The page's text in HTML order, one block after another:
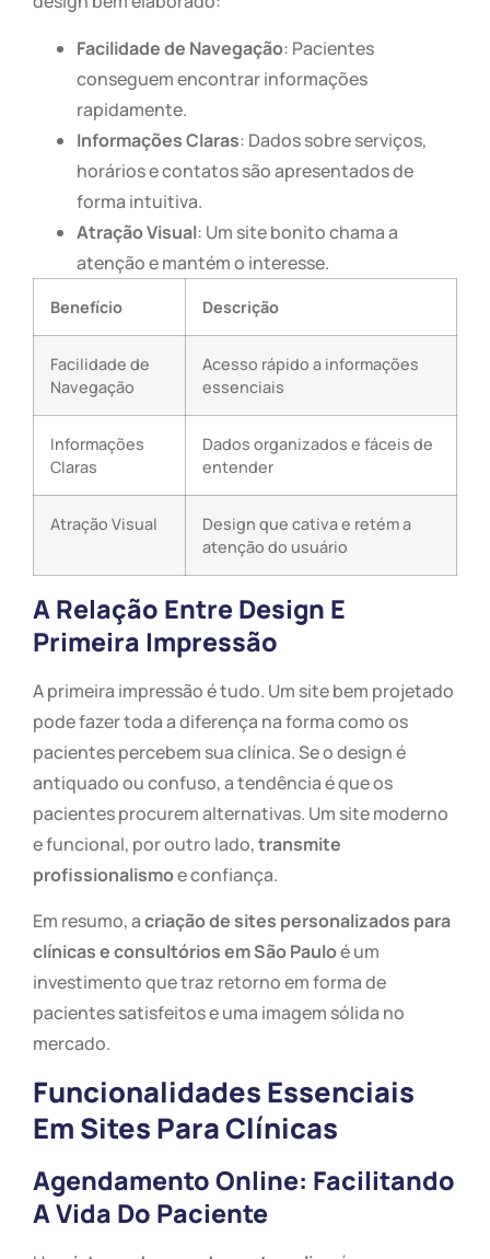
Facilidade de Navegação: Pacientes
conseguem encontrar informações
rapidamente.
Informações Claras: Dados sobre serviços,
horários e contatos são apresentados de
forma intuitiva.
Atração Visual: Um site bonito chama a
atenção e mantém o interesse.
Benefício Descrição
Facilidade de
Navegação
Acesso rápido a informações
essenciais
Informações
Claras
Dados organizados e fáceis de
entender
Atração Visual
Design que cativa e retém a
atenção do usuário
A Relação Entre Design E
Primeira Impressão
A primeira impressão é tudo. Um site bem projetado
pode fazer toda a diferença na forma como os
pacientes percebem sua clínica. Se o design é
antiquado ou confuso, a tendência é que os
pacientes procurem alternativas. Um site moderno
e funcional, por outro lado,transmite
profissionalismoe confiança.
Em resumo, acriação de sites personalizados para
clínicas e consultórios em São Pauloé um
investimento que traz retorno em forma de
pacientes satisfeitos e uma imagem sólida no
mercado.
Funcionalidades Essenciais
Em Sites Para Clínicas
Agendamento Online: Facilitando
A Vida Do Paciente